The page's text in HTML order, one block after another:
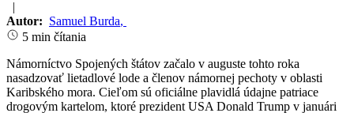
|
Autor: Samuel Burda,
5 min čítania
Námorníctvo Spojených štátov začalo v auguste tohto roka
nasadzovať lietadlové lode a členov námornej pechoty v oblasti
Karibského mora. Cieľom sú oficiálne plavidlá údajne patriace
drogovým kartelom, ktoré prezident USA Donald Trump v januári